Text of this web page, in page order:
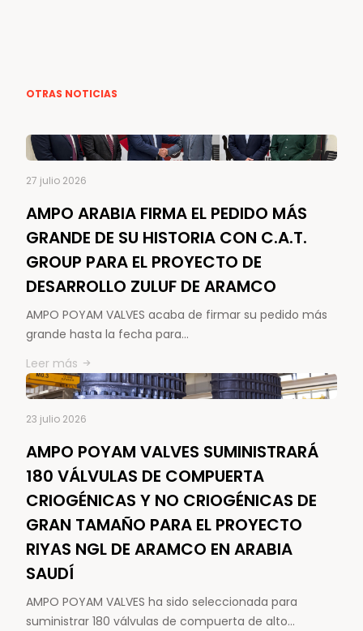
OTRAS NOTICIAS
27 julio 2026
AMPO ARABIA FIRMA EL PEDIDO MÁS
GRANDE DE SU HISTORIA CON C.A.T.
GROUP PARA EL PROYECTO DE
DESARROLLO ZULUF DE ARAMCO
AMPO POYAM VALVES acaba de firmar su pedido más
grande hasta la fecha para…
Leer más
23 julio 2026
AMPO POYAM VALVES SUMINISTRARÁ
180 VÁLVULAS DE COMPUERTA
CRIOGÉNICAS Y NO CRIOGÉNICAS DE
GRAN TAMAÑO PARA EL PROYECTO
RIYAS NGL DE ARAMCO EN ARABIA
SAUDÍ
AMPO POYAM VALVES ha sido seleccionada para
suministrar 180 válvulas de compuerta de alto…